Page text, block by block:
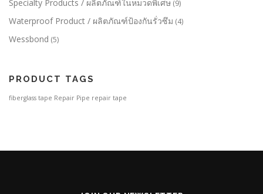
Specialty Products / ผลิตภัณฑ์ในหมวดพิเศษ (9)
Waterproof Product / ผลิตภัณฑ์ป้องกันรั่วซึม (4)
Wessbond (5)
PRODUCT TAGS
fiberglass tape Repair Pipe repair tape